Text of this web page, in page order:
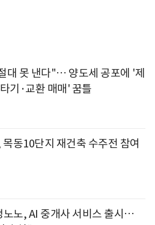
대 못 낸다"… 양도세 공포에 '제
기·교환 매매' 꿈틀
동10단지 재건축 수주전 참여
노노, AI 중개사 서비스 출시…